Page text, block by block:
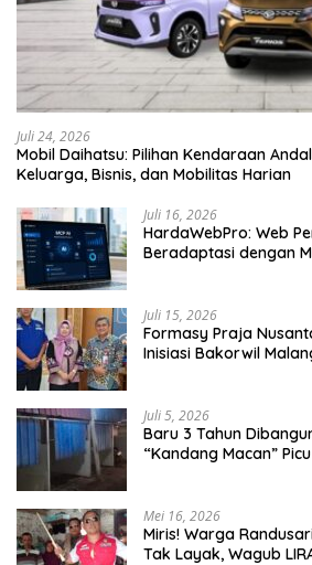
Juli 24, 2026
Mobil Daihatsu: Pilihan Kendaraan
Keluarga, Bisnis, dan Mobilitas Harian
Juli 16, 2026
HardaWebPro: Web
Beradaptasi dengan
Juli 15, 2026
Formasy Praja
Inisiasi Bakorwil
Juli 5, 2026
Baru 3 Tahun
“Kandang Macan”
Mei 16, 2026
Miris! Warga
Tak Layak, Wagub